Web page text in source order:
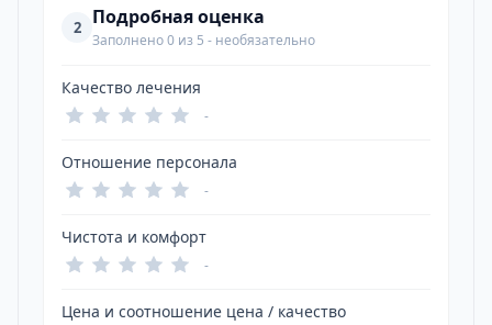
2 Подробная оценка
Заполнено 0 из 5 - необязательно
Качество лечения
-
Отношение персонала
-
Чистота и комфорт
-
Цена и соотношение цена / качество